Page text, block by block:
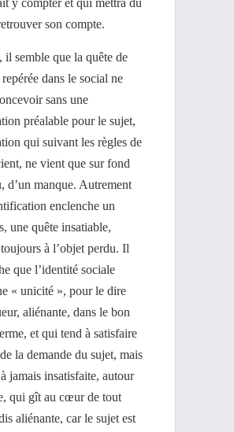
y compter et qui mettra du
son compte.
il semble que la quête de
dans le social ne
sans une
préalable pour le sujet,
qui suivant les règles de
ne vient que sur fond
d’un manque. Autrement
enclenche un
une quête insatiable,
à l’objet perdu. Il
que l’identité sociale
« unicité », pour le dire
aliénante, dans le bon
et qui tend à satisfaire
la demande du sujet, mais
jamais insatisfaite, autour
qui gît au cœur de tout
aliénante, car le sujet est